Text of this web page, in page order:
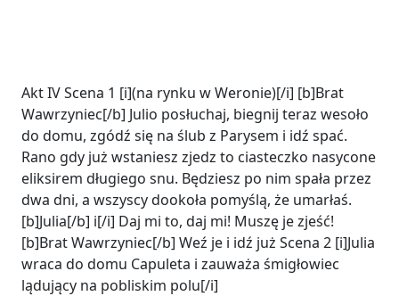
Akt IV Scena 1 [i](na rynku w Weronie)[/i] [b]Brat
Wawrzyniec[/b] Julio posłuchaj, biegnij teraz wesoło
do domu, zgódź się na ślub z Parysem i idź spać.
Rano gdy już wstaniesz zjedz to ciasteczko nasycone
eliksirem długiego snu. Będziesz po nim spała przez
dwa dni, a wszyscy dookoła pomyślą, że umarłaś.
[b]Julia[/b] i[/i] Daj mi to, daj mi! Muszę je zjeść!
[b]Brat Wawrzyniec[/b] Weź je i idź już Scena 2 [i]Julia
wraca do domu Capuleta i zauważa śmigłowiec
lądujący na pobliskim polu[/i]